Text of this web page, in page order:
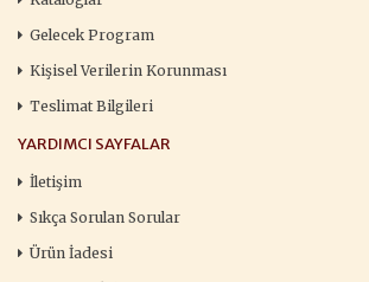
Gelecek Program
Kişisel Verilerin Korunması
Teslimat Bilgileri
YARDIMCI SAYFALAR
İletişim
Sıkça Sorulan Sorular
Ürün İadesi